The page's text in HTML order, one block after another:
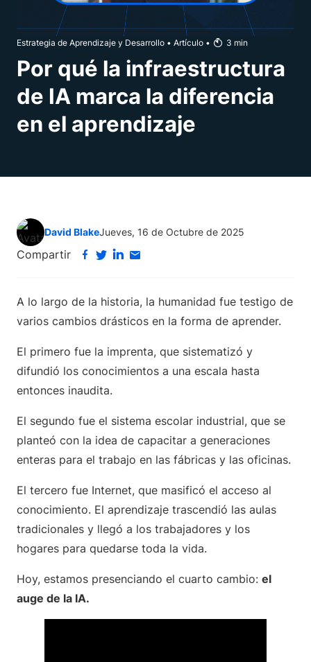
Estrategia de Aprendizaje y Desarrollo • Artículo • 3 min
Por qué la infraestructura
de IA marca la diferencia
en el aprendizaje
David BlakeJueves, 16 de Octubre de 2025
Compartir
A lo largo de la historia, la humanidad fue testigo de
varios cambios drásticos en la forma de aprender.
El primero fue la imprenta, que sistematizó y
difundió los conocimientos a una escala hasta
entonces inaudita.
El segundo fue el sistema escolar industrial, que se
planteó con la idea de capacitar a generaciones
enteras para el trabajo en las fábricas y las oficinas.
El tercero fue Internet, que masificó el acceso al
conocimiento. El aprendizaje trascendió las aulas
tradicionales y llegó a los trabajadores y los
hogares para quedarse toda la vida.
Hoy, estamos presenciando el cuarto cambio: el
auge de la IA.